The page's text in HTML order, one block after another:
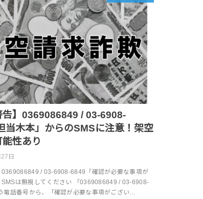
告】0369086849 / 03-6908-
当木本」からのSMSに注意！架空
性あり
日
0369086849 / 03-6908-6849「確認が必要な事項が
SMSは無視してください 「0369086849 / 03-6908-
電話番号から、「確認が必要な事項がござい…